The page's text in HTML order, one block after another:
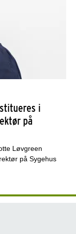
i
på
Løvgreen
på Sygehus